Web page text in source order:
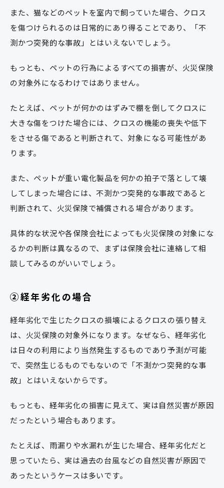
また、猫などのペットを室内で飼っていた場合、クロス
を傷つけられるのは日常的にあり得ることであり、「不
測かつ突発的な事故」とはいえないでしょう。
もっとも、ペットの行為によるすべての損害が、火災保険
の対象外になるわけではありません。
たとえば、ペットが何かのはずみで棚を倒してクロスに
大きな傷をつけた場合には、クロスの機能の喪失や低下
をさせる傷であると判断されて、対象になる可能性があ
ります。
また、ペットが重い電化製品を何かの拍子で落として壊
してしまった場合には、不測かつ突発的な事故であると
判断されて、火災保険で補償される場合があります。
具体的な状況や各保険会社によっても火災保険の対象にな
るかの判断は異なるので、まずは保険会社に連絡して相
談してみるのがいいでしょう。
②経年劣化の場合
経年劣化で生じたクロスの損壊によるクロスの張り替え
は、火災保険の対象外になります。なぜなら、経年劣化
は日々の利用により当然発生するものであり予測が可能
で、突然生じるものでもないので「不測かつ突発的な事
故」とはいえないからです。
もっとも、経年劣化の損害に見えて、実は自然災害が原因
だったという場合もあります。
たとえば、雨漏りや水漏れが生じた場合、経年劣化だと
思っていたら、実は過去の台風などの自然災害が原因で
あったというケースは多いです。